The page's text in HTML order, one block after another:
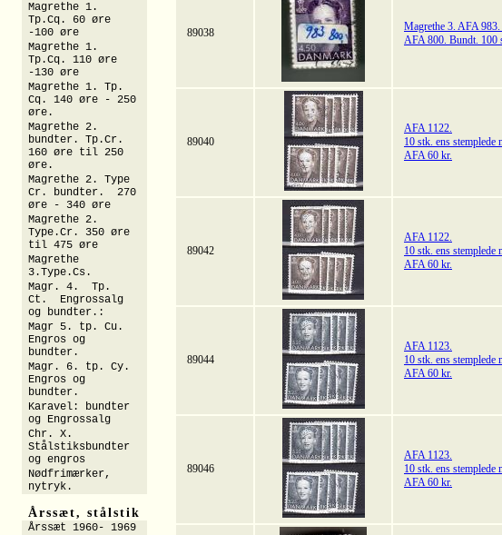
89038
Magrethe 3. AFA
AFA 800. Bundt. 100
89040
AFA 1122.
10 stk. ens stemplede
AFA 60 kr.
89042
AFA 1122.
10 stk. ens stemplede
AFA 60 kr.
89044
AFA 1123.
10 stk. ens stemplede
AFA 60 kr.
89046
AFA 1123.
10 stk. ens stemplede
AFA 60 kr.
Magrethe 1.
Tp.Cq. 60 øre
-100 øre
Magrethe 1.
Tp.Cq. 110 øre
-130 øre
Magrethe 1. Tp.
Cq. 140 øre - 250
øre.
Magrethe 2.
bundter. Tp.Cr.
160 øre til 250
øre.
Magrethe 2. Type
Cr. bundter. 270
øre - 340 øre
Magrethe 2.
Type.Cr. 350 øre
til 475 øre
Magrethe
3.Type.Cs.
Magr. 4. Tp.
Ct. Engrossalg
og bundter.:
Magr 5. tp. Cu.
Engros og
bundter.
Magr. 6. tp. Cy.
Engros og
bundter.
Karavel: bundter
og Engrossalg
Chr. X.
Stålstiksbundter
og engros
Nødfrimærker,
nytryk.
Årssæt, stålstik
Årssæt 1960- 1969